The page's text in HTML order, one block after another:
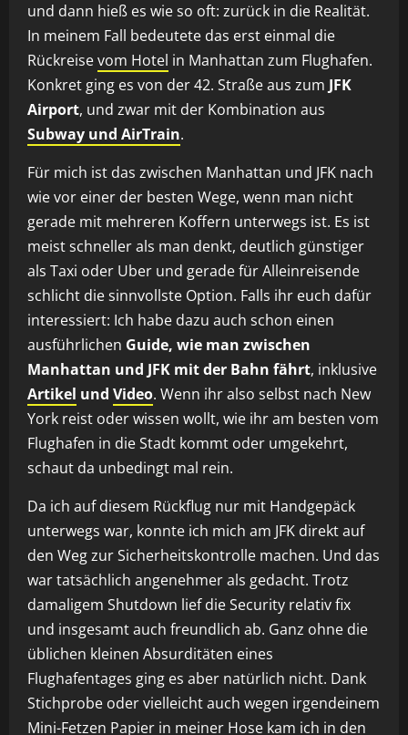
und dann hieß es wie so oft: zurück in die Realität.
In meinem Fall bedeutete das erst einmal die
Rückreisevom Hotel in Manhattan zum Flughafen.
Konkret ging es von der 42. Straße aus zum JFK
Airport, und zwar mit der Kombination aus
Subway und AirTrain.
Für mich ist das zwischen Manhattan und JFK nach
wie vor einer der besten Wege, wenn man nicht
gerade mit mehreren Koffern unterwegs ist. Es ist
meist schneller als man denkt, deutlich günstiger
als Taxi oder Uber und gerade für Alleinreisende
schlicht die sinnvollste Option. Falls ihr euch dafür
interessiert: Ich habe dazu auch schon einen
ausführlichen Guide, wie man zwischen
Manhattan und JFK mit der Bahn fährt, inklusive
Artikel und Video. Wenn ihr also selbst nach New
York reist oder wissen wollt, wie ihr am besten vom
Flughafen in die Stadt kommt oder umgekehrt,
schaut da unbedingt mal rein.
Da ich auf diesem Rückflug nur mit Handgepäck
unterwegs war, konnte ich mich am JFK direkt auf
den Weg zur Sicherheitskontrolle machen. Und das
war tatsächlich angenehmer als gedacht. Trotz
damaligem Shutdown lief die Security relativ fix
und insgesamt auch freundlich ab. Ganz ohne die
üblichen kleinen Absurditäten eines
Flughafentages ging es aber natürlich nicht. Dank
Stichprobe oder vielleicht auch wegen irgendeinem
Mini-Fetzen Papier in meiner Hose kam ich in den